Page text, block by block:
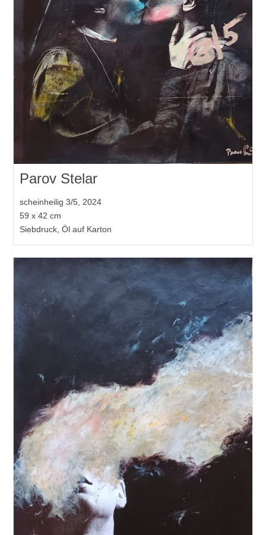
Parov Stelar
scheinheilig 3/5, 2024
59 x 42 cm
Siebdruck, Öl auf Karton